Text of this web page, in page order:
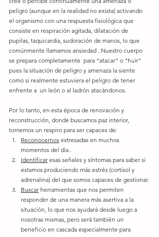
peligro (aunque en la realidad no exista) activando
el organismo con una respuesta fisiológica que
consiste en respiración agitada, dilatación de
pupilas, taquicardia, sudoración de manos, lo que
comúnmente llamamos ansiedad ..Nuestro cuerpo
se prepara completamente  para “atacar” o “huir”
pues la situación de peligro y amenaza la siente
como si realmente estuviera el peligro de tener
enfrente a  un león o al ladrón atacándonos.
Por lo tanto, en esta época de renovación y
reconstrucción, donde buscamos paz interior,
tomemos un respiro para ser capaces de:
Reconocernos estresadas en muchos
momentos del día..
Identificar esas señales y síntomas para saber si
estamos produciendo más estrés (cortisol y
adrenalina) del que somos capaces de gestionar.
Buscar herramientas que nos permiten
responder de una manera más asertiva a la
situación, lo que nos ayudará desde luego a
nosotras mismas, pero será también un
beneficio en cascada especialmente para